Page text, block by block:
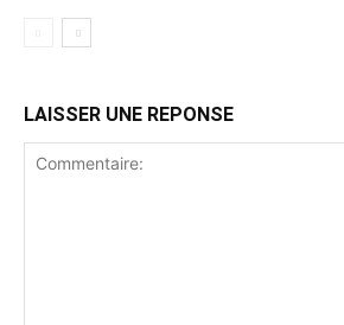
LAISSER UNE REPONSE